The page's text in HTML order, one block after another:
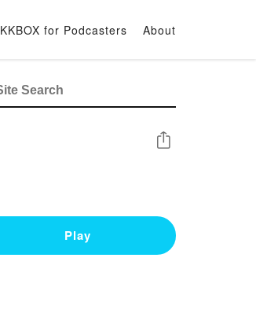
KKBOX for Podcasters About
Share
Play